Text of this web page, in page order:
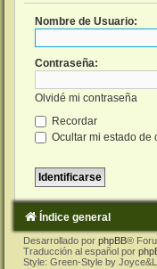
Nombre de Usuario:
Contraseña:
Olvidé mi contraseña
Recordar
Ocultar mi estado de
Índice general
Desarrollado por phpBB®
Traducción al español por
Style: Green-Style by